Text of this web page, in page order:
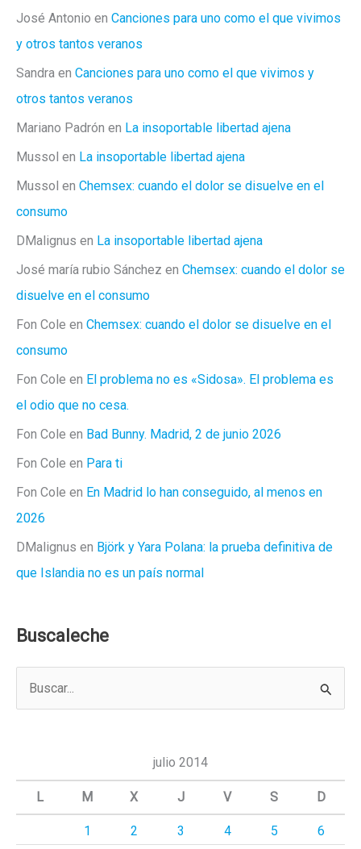
José Antonio en Canciones para uno como el que vivimos
y otros tantos veranos
Sandra en Canciones para uno como el que vivimos y
otros tantos veranos
Mariano Padrón en La insoportable libertad ajena
Mussol en La insoportable libertad ajena
Mussol en Chemsex: cuando el dolor se disuelve en el
consumo
DMalignus en La insoportable libertad ajena
José maría rubio Sánchez en Chemsex: cuando el dolor se
disuelve en el consumo
Fon Cole en Chemsex: cuando el dolor se disuelve en el
consumo
Fon Cole en El problema no es «Sidosa». El problema es
el odio que no cesa.
Fon Cole en Bad Bunny. Madrid, 2 de junio 2026
Fon Cole en Para ti
Fon Cole en En Madrid lo han conseguido, al menos en
2026
DMalignus en Björk y Yara Polana: la prueba definitiva de
que Islandia no es un país normal
Buscaleche
a
julio 2014
L M X J V S D
1 2 3 4 5 6